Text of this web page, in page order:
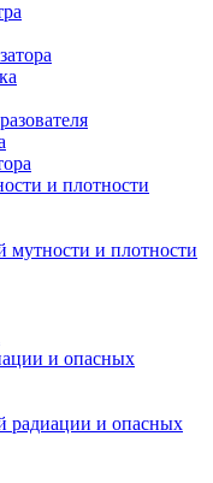
и плотности
мутности и плотности
и опасных
радиации и опасных